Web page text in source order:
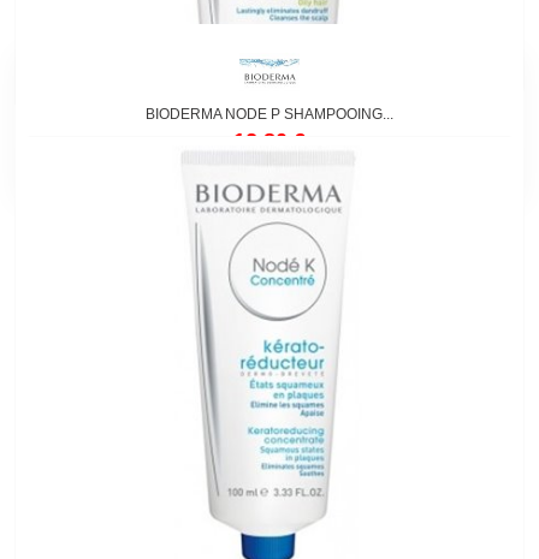
BIODERMA NODE P SHAMPOOING...
12,80 €